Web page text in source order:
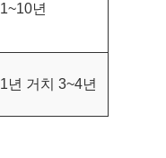
1~10년
1년 거치 3~4년